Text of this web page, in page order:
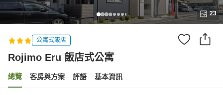
23
公寓式飯店
Rojimo Eru 飯店式公寓
總覽 客房與方案 評語 基本資訊